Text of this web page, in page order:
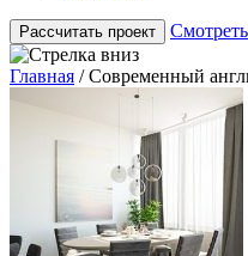
Рассчитать проект
Главная /Современный